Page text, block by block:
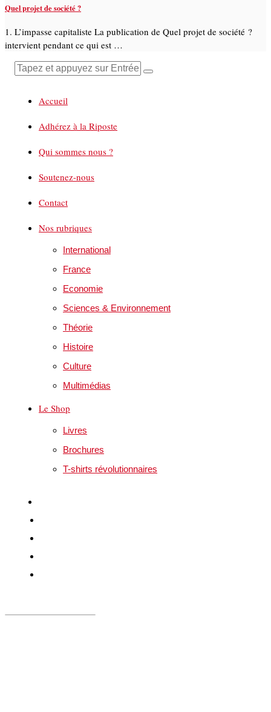
Quel projet de société ?
1. L’impasse capitaliste La publication de Quel projet de société ?
intervient pendant ce qui est …
Accueil
Adhérez à la Riposte
Qui sommes nous ?
Soutenez-nous
Contact
Nos rubriques
International
France
Economie
Sciences & Environnement
Théorie
Histoire
Culture
Multimédias
Le Shop
Livres
Brochures
T-shirts révolutionnaires